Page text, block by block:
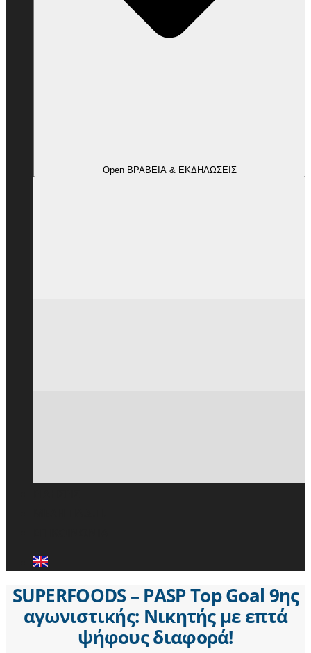
Open ΒΡΑΒΕΙΑ & ΕΚΔΗΛΩΣΕΙΣ
SUPERFOODS – PASP Top Goal 9ης
αγωνιστικής: Νικητής με επτά
ψήφους διαφορά!